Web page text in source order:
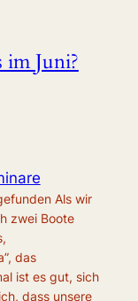
im Juni?
Als wir
zwei Boote
das
ist es gut, sich
dass unsere